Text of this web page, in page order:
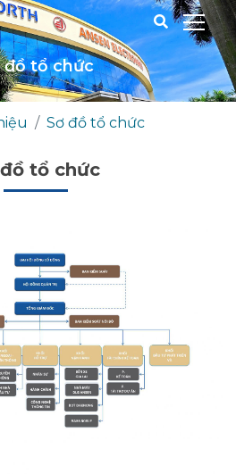
đồ tổ chức
Sơ đồ tổ chức
tổ chức